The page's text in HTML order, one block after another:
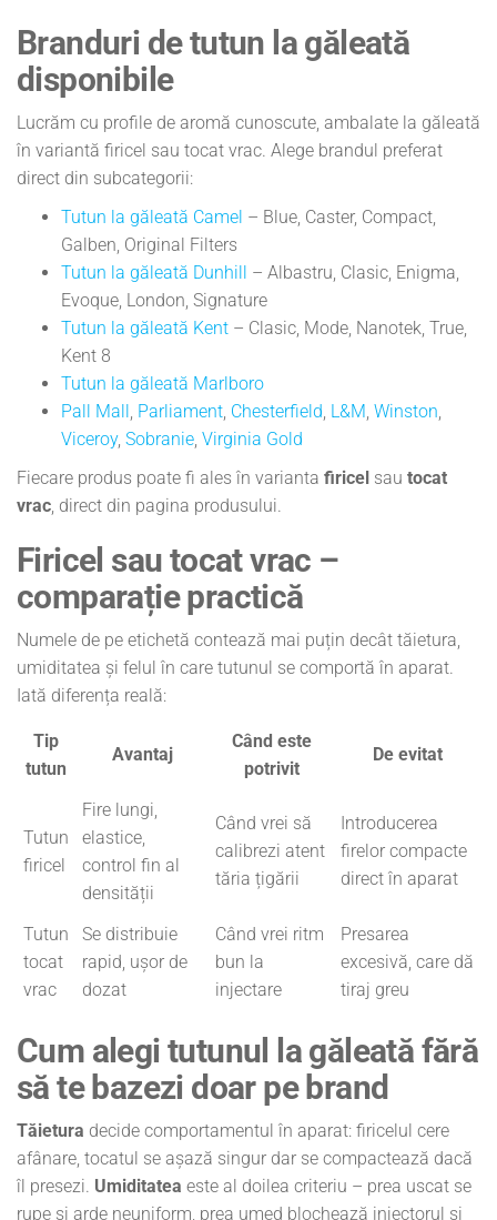
Branduri de tutun la găleată
disponibile
Lucrăm cu profile de aromă cunoscute, ambalate la găleată
în variantă firicel sau tocat vrac. Alege brandul preferat
direct din subcategorii:
Tutun la găleată Camel – Blue, Caster, Compact,
Galben, Original Filters
Tutun la găleată Dunhill – Albastru, Clasic, Enigma,
Evoque, London, Signature
Tutun la găleată Kent – Clasic, Mode, Nanotek, True,
Kent 8
Tutun la găleată Marlboro
Pall Mall, Parliament, Chesterfield, L&M, Winston,
Viceroy, Sobranie, Virginia Gold
Fiecare produs poate fi ales în varianta firicel sau tocat
vrac, direct din pagina produsului.
Firicel sau tocat vrac –
comparație practică
Numele de pe etichetă contează mai puțin decât tăietura,
umiditatea și felul în care tutunul se comportă în aparat.
Iată diferența reală:
Tip
tutun
Avantaj
Când este
potrivit
De evitat
Tutun
firicel
Fire lungi,
elastice,
control fin al
densității
Când vrei să
calibrezi atent
tăria țigării
Introducerea
firelor compacte
direct în aparat
Tutun
tocat
vrac
Se distribuie
rapid, ușor de
dozat
Când vrei ritm
bun la
injectare
Presarea
excesivă, care dă
tiraj greu
Cum alegi tutunul la găleată fără
să te bazezi doar pe brand
Tăietura decide comportamentul în aparat: firicelul cere
afânare, tocatul se așază singur dar se compactează dacă
îl presezi. Umiditatea este al doilea criteriu – prea uscat se
rupe și arde neuniform, prea umed blochează injectorul și